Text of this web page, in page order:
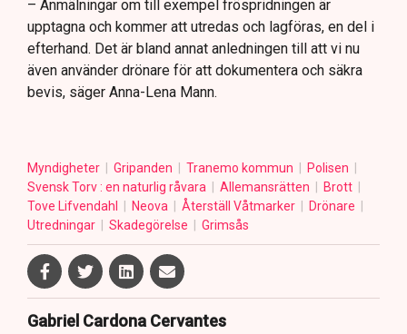
– Anmälningar om till exempel fröspridningen är
upptagna och kommer att utredas och lagföras, en del i
efterhand. Det är bland annat anledningen till att vi nu
även använder drönare för att dokumentera och säkra
bevis, säger Anna-Lena Mann.
Myndigheter Gripanden Tranemo kommun
Polisen
Svensk Torv : en naturlig råvara
Allemansrätten
Brott
Tove Lifvendahl
Neova Återställ Våtmarker
Drönare
Utredningar
Skadegörelse Grimsås
Gabriel Cardona Cervantes